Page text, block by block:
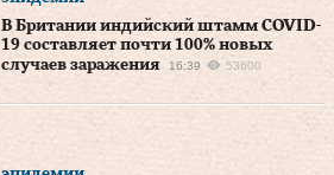
В Британии индийский штамм COVID-
19 составляет почти 100% новых
случаев заражения
16:39 53600